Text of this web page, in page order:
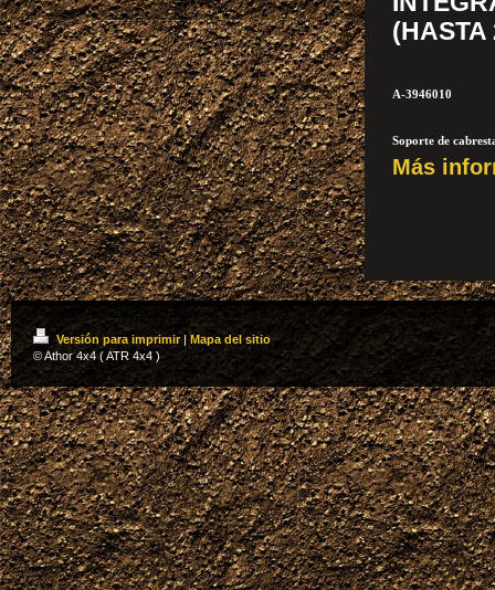
(HASTA
A-3946010
Soporte de
- Faros cuneteros
Más
Versión para imprimir | Mapa del sitio
© Athor 4x4 ( ATR 4x4 )